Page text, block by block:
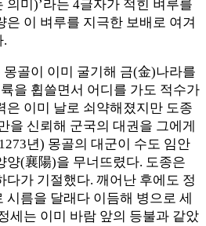
의미)’라는 4글자가 적힌 벼루를
은 이 벼루를 지극한 보배로 여겨
.
골이 이미 굴기해 금(金)나라를
을 휩쓸면서 어디를 가도 적수가
은 이미 날로 쇠약해졌지만 도종
을 신뢰해 군국의 대권을 그에게
년) 몽골의 대군이 수도 임안
양(襄陽)을 무너뜨렸다. 도종은
다가 기절했다. 깨어난 후에도 정
름을 달래다 이듬해 병으로 세
세는 이미 바람 앞의 등불과 같았